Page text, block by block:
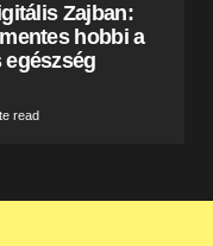
Zajban:
hobbi a
read